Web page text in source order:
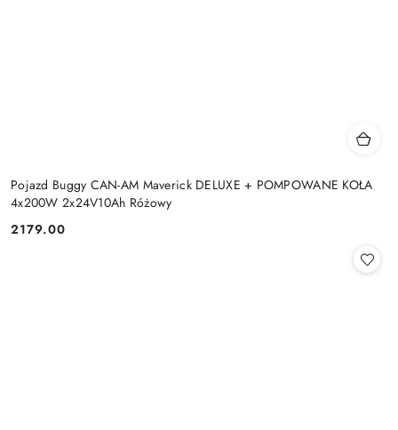
Pojazd Buggy CAN-AM Maverick DELUXE + POMPOWANE KOŁA
4x200W 2x24V10Ah Różowy
Cena:
2179.00